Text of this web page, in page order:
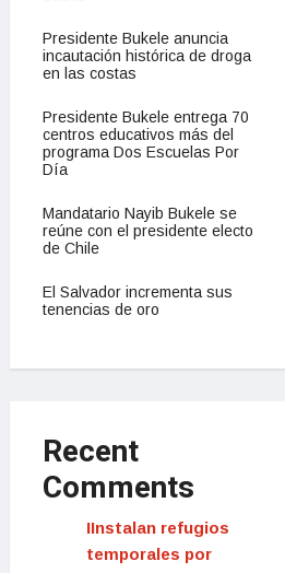
Presidente Bukele anuncia
incautación histórica de droga
en las costas
Presidente Bukele entrega 70
centros educativos más del
programa Dos Escuelas Por
Día
Mandatario Nayib Bukele se
reúne con el presidente electo
de Chile
El Salvador incrementa sus
tenencias de oro
Recent
Comments
IInstalan refugios
temporales por